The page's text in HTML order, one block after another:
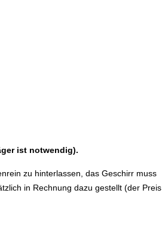
ist notwendig).
zu hinterlassen, das Geschirr muss
in Rechnung dazu gestellt (der Preis